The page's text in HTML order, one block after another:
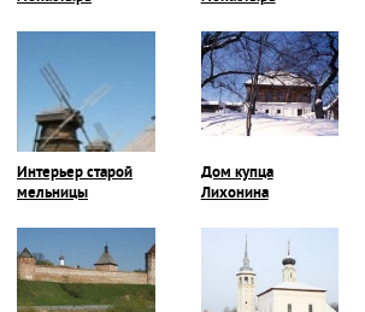
Интерьер старой
мельницы
Дом купца
Лихонина